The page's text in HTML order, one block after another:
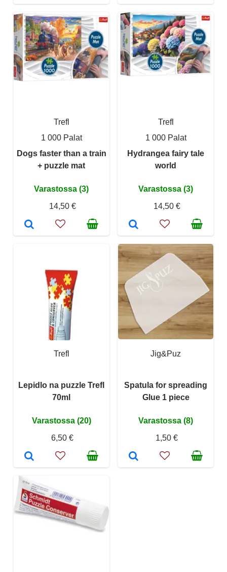
Trefl
1 000 Palat
Dogs faster than a train
+ puzzle mat
Varastossa (3)
14,50 €
Trefl
1 000 Palat
Hydrangea fairy tale
world
Varastossa (3)
14,50 €
Trefl
Lepidlo na puzzle Trefl
70ml
Varastossa (20)
6,50 €
Jig&Puz
Spatula for spreading
Glue 1 piece
Varastossa (8)
1,50 €